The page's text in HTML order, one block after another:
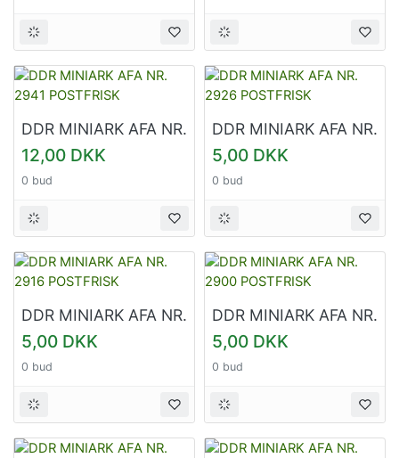
DDR MINIARK AFA NR.
2941 POSTFRISK
12,00 DKK
0 bud
DDR MINIARK AFA NR.
2926 POSTFRISK
5,00 DKK
0 bud
DDR MINIARK AFA NR.
2916 POSTFRISK
5,00 DKK
0 bud
DDR MINIARK AFA NR.
2900 POSTFRISK
5,00 DKK
0 bud